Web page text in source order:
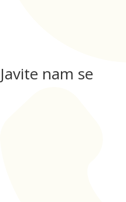
Javite nam se